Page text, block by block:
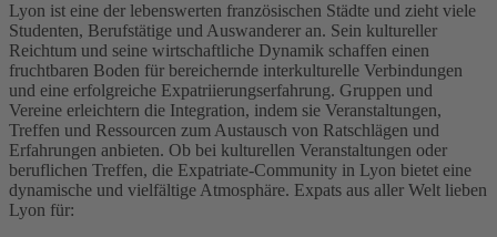
Lyon ist eine der lebenswerten französischen Städte und zieht viele
Studenten, Berufstätige und Auswanderer an. Sein kultureller
Reichtum und seine wirtschaftliche Dynamik schaffen einen
fruchtbaren Boden für bereichernde interkulturelle Verbindungen
und eine erfolgreiche Expatriierungserfahrung. Gruppen und
Vereine erleichtern die Integration, indem sie Veranstaltungen,
Treffen und Ressourcen zum Austausch von Ratschlägen und
Erfahrungen anbieten. Ob bei kulturellen Veranstaltungen oder
beruflichen Treffen, die Expatriate-Community in Lyon bietet eine
dynamische und vielfältige Atmosphäre. Expats aus aller Welt lieben
Lyon für: